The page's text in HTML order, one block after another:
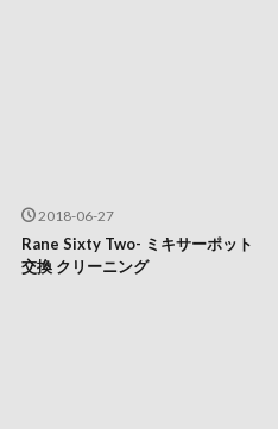
2018-06-27
Rane Sixty Two- ミキサーポット
交換 クリーニング